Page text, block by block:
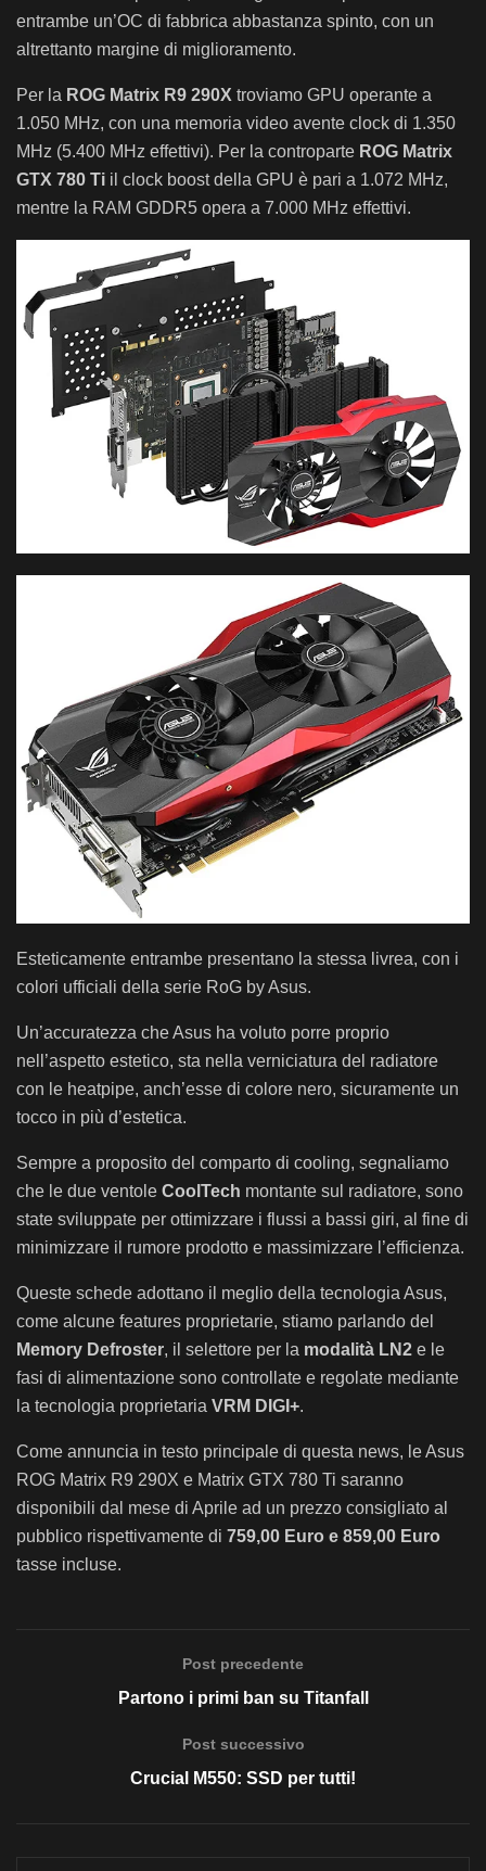
entrambe un’OC di fabbrica abbastanza spinto, con un
altrettanto margine di miglioramento.
Per la ROG Matrix R9 290X troviamo GPU operante a
1.050 MHz, con una memoria video avente clock di 1.350
MHz (5.400 MHz effettivi). Per la controparte ROG Matrix
GTX 780 Ti il clock boost della GPU è pari a 1.072 MHz,
mentre la RAM GDDR5 opera a 7.000 MHz effettivi.
Esteticamente entrambe presentano la stessa livrea, con i
colori ufficiali della serie RoG by Asus.
Un’accuratezza che Asus ha voluto porre proprio
nell’aspetto estetico, sta nella verniciatura del radiatore
con le heatpipe, anch’esse di colore nero, sicuramente un
tocco in più d’estetica.
Sempre a proposito del comparto di cooling, segnaliamo
che le due ventole CoolTech montante sul radiatore, sono
state sviluppate per ottimizzare i flussi a bassi giri, al fine di
minimizzare il rumore prodotto e massimizzare l’efficienza.
Queste schede adottano il meglio della tecnologia Asus,
come alcune features proprietarie, stiamo parlando del
Memory Defroster, il selettore per la modalità LN2 e le
fasi di alimentazione sono controllate e regolate mediante
la tecnologia proprietaria VRM DIGI+.
Come annuncia in testo principale di questa news, le Asus
ROG Matrix R9 290X e Matrix GTX 780 Ti saranno
disponibili dal mese di Aprile ad un prezzo consigliato al
pubblico rispettivamente di 759,00 Euro e 859,00 Euro
tasse incluse.
Post precedente
Partono i primi ban su Titanfall
Post successivo
Crucial M550: SSD per tutti!